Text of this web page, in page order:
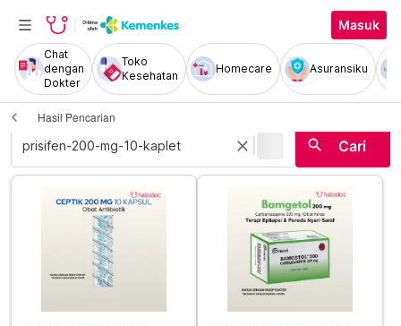
Masuk
Chat
dengan
Dokter
Toko
Kesehatan
Homecare Asuransiku
Hasil Pencarian
close search Cari